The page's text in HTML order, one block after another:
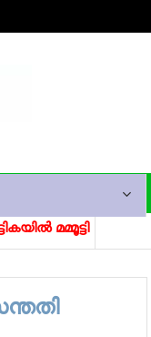
മമ്മൂട്ടി